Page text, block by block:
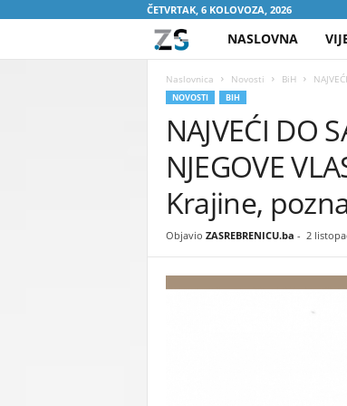
ČETVRTAK, 6 KOLOVOZA, 2026
A
S
R
E
B
R
NASLOVNA
Naslovnica Novosti BiH
NOVOSTI BIH
NAJVEĆI DO
NJEGOVE
Krajine,
Objavio ZASREBRENICU.ba - 2